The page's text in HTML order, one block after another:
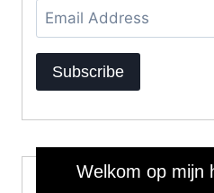
Email
Address
Subscribe
Welkom op mijn